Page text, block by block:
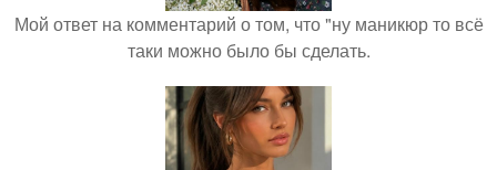
Мой ответ на комментарий о том, что "ну маникюр то всё
таки можно было бы сделать.